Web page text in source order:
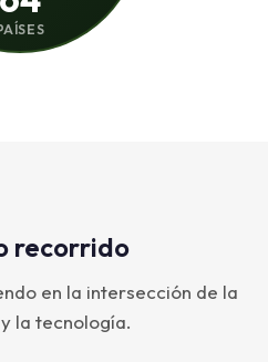
recorrido
en la intersección de la
la tecnología.